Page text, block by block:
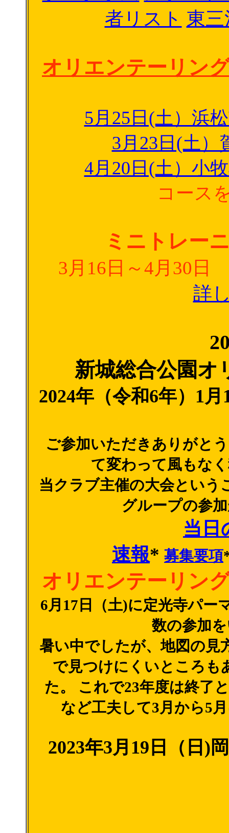
者リスト 東
オリエンテーリン
5月25日(土）浜
3月23日(土）
4月20日(土）小
コース
ミニトレー
3月16日～4月30
詳
新城総合公園オ
2024年（令和6年）1
ご参加いただきありがと
て変わって風もな
当クラブ主催の大会という
グループの参
当日
速報* 募集要項
オリエンテーリン
6月17日（土)に定光寺パー
数の参加
暑い中でしたが、地図の見
で見つけにくいところも
た。 これで23年度は終了
など工夫して3月から5
2023年3月19日（日)